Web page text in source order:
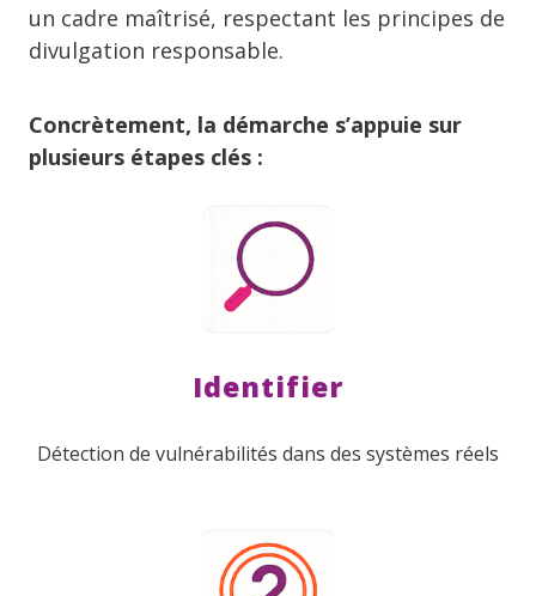
un cadre maîtrisé, respectant les principes de
divulgation responsable.
Concrètement, la démarche s’appuie sur
plusieurs étapes clés :
Identifier
Détection de vulnérabilités dans des systèmes réels